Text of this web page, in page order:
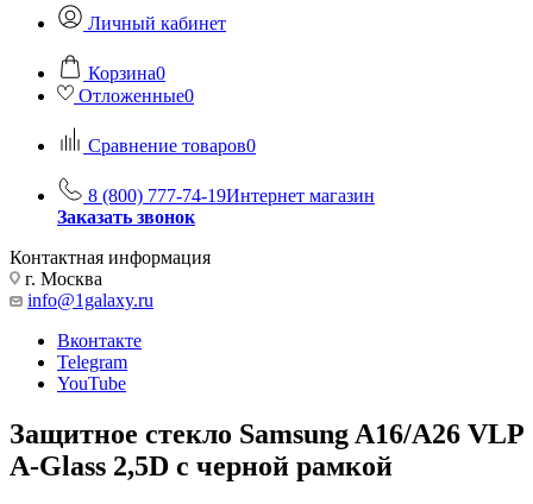
Личный кабинет
Корзина0
Отложенные0
Сравнение товаров0
8 (800) 777-74-19Интернет магазин
Заказать звонок
Контактная информация
г. Москва
info@1galaxy.ru
Вконтакте
Telegram
YouTube
Защитное стекло Samsung A16/A26 VLP
A-Glass 2,5D с черной рамкой